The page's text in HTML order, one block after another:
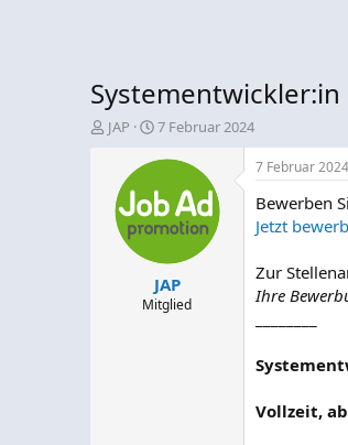
E
JAP
E
s
t
e
l
t
a
m
7 Februar 2024
JAP
Mitglied
7 Februar 2024
Bewerben
Jetzt
Zur
Ihre
Vollzeit,